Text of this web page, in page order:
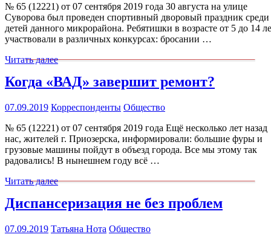
№ 65 (12221) от 07 сентября 2019 года 30 августа на улице
Суворова был проведен спортивный дворовый праздник среди
детей данного микрорайона. Ребятишки в возрасте от 5 до 14
участвовали в различных конкурсах: бросании …
Читать далее
Когда «ВАД» завершит ремонт?
07.09.2019 Корреспонденты Общество
№ 65 (12221) от 07 сентября 2019 года Ещё несколько лет назад
нас, жителей г. Приозерска, информировали: большие фуры и
грузовые машины пойдут в объезд города. Все мы этому так
радовались! В нынешнем году всё …
Читать далее
Диспансеризация не без проблем
07.09.2019 Татьяна Нота Общество